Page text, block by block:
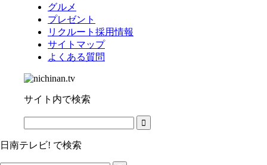
グルメ
プレゼント
リクルート採用情報
サイトマップ
よくある質問
サイト内で検索
日南テレビ! で検索